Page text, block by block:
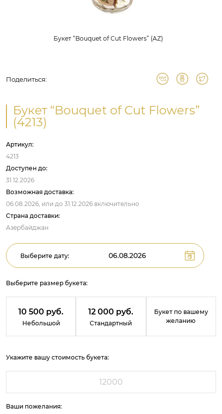
Букет “Bouquet of Cut Flowers” (AZ)
Поделиться:
Букет “Bouquet of Cut Flowers”
(4213)
Артикул:
4213
Доступен до:
31.12.2026
Возможная доставка:
06.08.2026, или до 31.12.2026 включительно
Страна доставки:
Азербайджан
Выберите дату:
Выберите размер букета:
10 500 руб.
Небольшой
12 000 руб.
Стандартный
Букет по вашему
желанию
Укажите вашу стоимость букета:
Ваши пожелания: